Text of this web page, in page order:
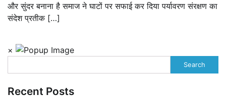
और सुंदर बनाना है समाज ने घाटों पर सफाई कर दिया पर्यावरण संरक्षण का
संदेश प्रतीक […]
×
Search
Recent Posts